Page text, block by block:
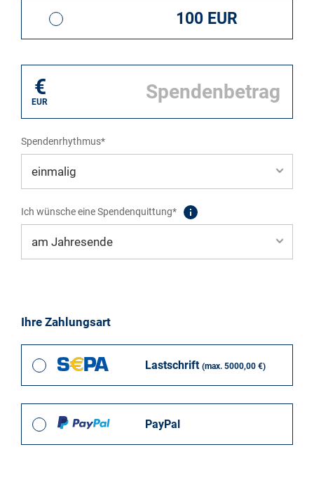
100 EUR
€
EUR
Spendenrhythmus*
Ich wünsche eine Spendenquittung*
Ihre Zahlungsart
Lastschrift (max. 5000,00 €)
PayPal